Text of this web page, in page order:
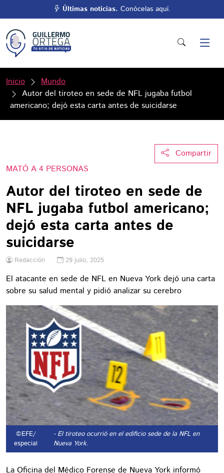
Últimas noticias. Conócelas aquí.
Inicio
Mundo
Autor del tiroteo en sede de NFL jugaba futbol
americano; dejó esta carta antes de suicidarse
Compartir
MATÓ A 4 PERSONAS
Autor del tiroteo en sede de
NFL jugaba futbol americano;
dejó esta carta antes de
suicidarse
Redacción 29 julio, 2025
El atacante en sede de NFL en Nueva York dejó una carta
sobre su salud mental y pidió analizar su cerebro
©EFE/
especial
- El tiroteo ocurrió en el edificio sede de la NFL en
Nueva York.
La Oficina del Médico Forense de Nueva York informó